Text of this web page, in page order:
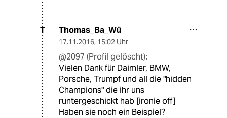
T Thomas_Ba_Wü
17.11.2016, 15:02 Uhr
@2097 (Profil gelöscht):
Vielen Dank für Daimler, BMW,
Porsche, Trumpf und all die "hidden
Champions" die ihr uns
runtergeschickt hab [ironie off]
Haben sie noch ein Beispiel?